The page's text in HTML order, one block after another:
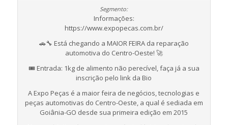
Informações:
https://www.expopecas.com.br/
🚗🔧 Está chegando a MAIOR FEIRA da reparação
automotiva do Centro-Oeste! 🚀
🎟 Entrada: 1kg de alimento não perecível, faça já a sua
inscrição pelo link da Bio
A Expo Peças é a maior feira de negócios, tecnologias e
peças automotivas do Centro-Oeste, a qual é sediada em
Goiânia-GO desde sua primeira edição em 2015